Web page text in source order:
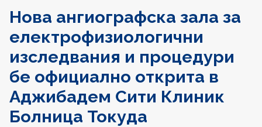
Нова ангиографска зала за
електрофизиологични
изследвания и процедури
бе официално открита в
Аджибадем Сити Клиник
Болница Токуда